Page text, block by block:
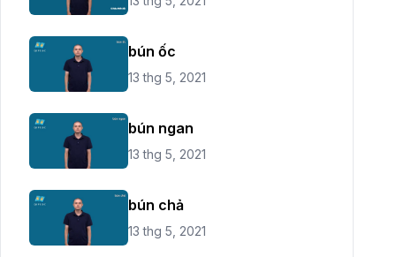
bún ốc
13 thg 5, 2021
bún ngan
13 thg 5, 2021
bún chả
13 thg 5, 2021